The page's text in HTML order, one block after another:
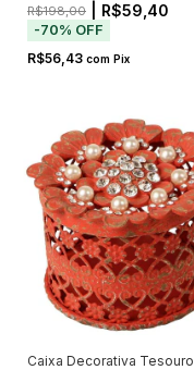
R$198,00 | R$59,40
-70% OFF
R$56,43 com Pix
Caixa Decorativa Tesouro